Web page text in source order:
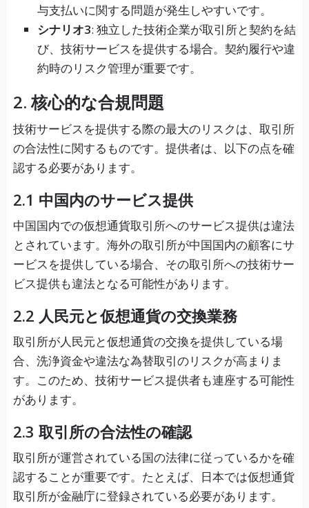
与支払いに関する問題が発生しやすいです。
シナリオ3: 独立した技術企業が取引所と契約を結
び、技術サービスを提供する場合。契約履行や違
約時のリスク管理が重要です。
2. 核心的な合規問題
技術サービスを提供する際の最大のリスクは、取引所
の合法性に関するものです。提供者は、以下の点を確
認する必要があります。
2.1 中国内のサービス提供
中国国内での仮想通貨取引所へのサービス提供は違法
とされています。海外の取引所が中国国内の顧客にサ
ービスを提供している場合、その取引所への技術サー
ビス提供も違法となる可能性があります。
2.2 人民元と仮想通貨の交換業務
取引所が人民元と仮想通貨の交換を提供している場
合、洗浄資金や違法な為替取引のリスクが高まりま
す。このため、技術サービス提供者も連座する可能性
があります。
2.3 取引所の合法性の確認
取引所が運営されている国の法律に従っているかを確
認することが重要です。たとえば、日本では仮想通貨
取引所が金融庁に登録されている必要があります。